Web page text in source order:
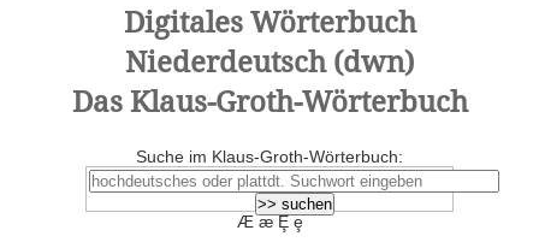
Digitales Wörterbuch
Niederdeutsch (dwn)
Das Klaus-Groth-Wörterbuch
Suche im Klaus-Groth-Wörterbuch:
Æ æ Ȩ ȩ